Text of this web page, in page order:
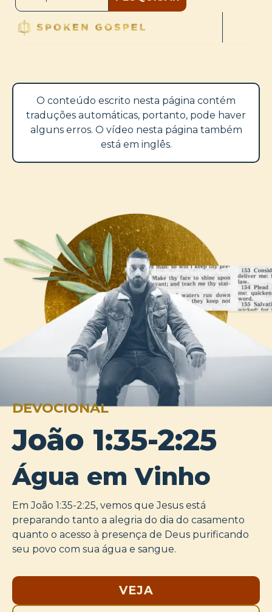
O conteúdo escrito nesta página contém
traduções automáticas, portanto, pode haver
alguns erros. O vídeo nesta página também
está em inglês.
DEVOCIONAL
João 1:35-2:25
Água em Vinho
Em João 1:35-2:25, vemos que Jesus está
preparando tanto a alegria do dia do casamento
quanto o acesso à presença de Deus purificando
seu povo com sua água e sangue.
VEJA